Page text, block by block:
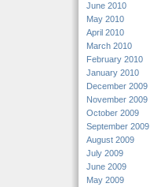
June 2010
May 2010
April 2010
March 2010
February 2010
January 2010
December 2009
November 2009
October 2009
September 2009
August 2009
July 2009
June 2009
May 2009